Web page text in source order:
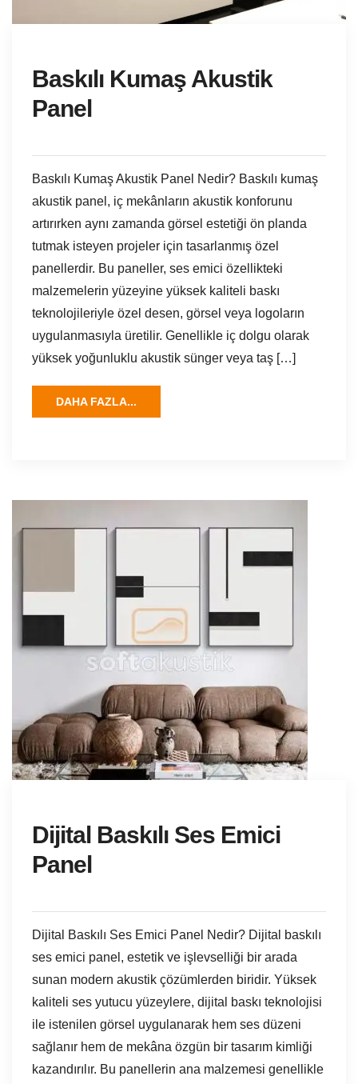
Baskılı Kumaş Akustik
Panel
Baskılı Kumaş Akustik Panel Nedir? Baskılı kumaş
akustik panel, iç mekânların akustik konforunu
artırırken aynı zamanda görsel estetiği ön planda
tutmak isteyen projeler için tasarlanmış özel
panellerdir. Bu paneller, ses emici özellikteki
malzemelerin yüzeyine yüksek kaliteli baskı
teknolojileriyle özel desen, görsel veya logoların
uygulanmasıyla üretilir. Genellikle iç dolgu olarak
yüksek yoğunluklu akustik sünger veya taş […]
DAHA FAZLA...
Dijital Baskılı Ses Emici
Panel
Dijital Baskılı Ses Emici Panel Nedir? Dijital baskılı
ses emici panel, estetik ve işlevselliği bir arada
sunan modern akustik çözümlerden biridir. Yüksek
kaliteli ses yutucu yüzeylere, dijital baskı teknolojisi
ile istenilen görsel uygulanarak hem ses düzeni
sağlanır hem de mekâna özgün bir tasarım kimliği
kazandırılır. Bu panellerin ana malzemesi genellikle